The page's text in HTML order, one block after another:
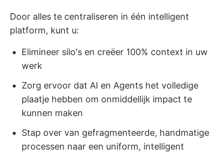
Door alles te centraliseren in één intelligent
platform, kunt u:
Elimineer silo's en creëer 100% context in uw
werk
Zorg ervoor dat AI en Agents het volledige
plaatje hebben om onmiddellijk impact te
kunnen maken
Stap over van gefragmenteerde, handmatige
processen naar een uniform, intelligent